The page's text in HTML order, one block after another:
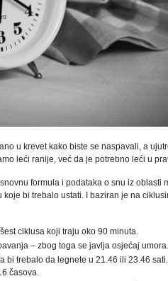
u krevet kako biste se naspavali, a
leći ranije, već da je potrebno leći u
formula i podataka o snu iz oblasti
bi trebalo ustati. I baziran je na
ciklusa koji traju oko 90 minuta.
– zbog toga se javlja osjećaj
bi trebalo da legnete u 21.46 ili 23.46
časova.